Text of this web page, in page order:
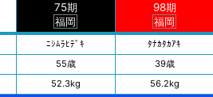
75期
福岡
98期
福岡
ﾆｼﾑﾗﾋﾃﾞｷ ﾀﾅｶﾀｶｱｷ
55歳 39歳
52.3kg 56.2kg